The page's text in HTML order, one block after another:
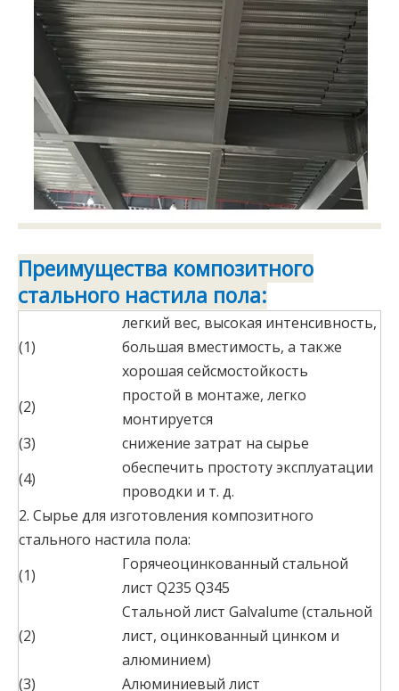
Преимущества композитного
стального настила пола:
(1)
легкий вес, высокая интенсивность,
большая вместимость, а также
хорошая сейсмостойкость
(2)
простой в монтаже, легко
монтируется
(3)
снижение затрат на сырье
(4)
обеспечить простоту эксплуатации
проводки и т. д.
2. Сырье для изготовления композитного
стального настила пола:
(1)
Горячеоцинкованный стальной
лист Q235 Q345
(2)
Стальной лист Galvalume (стальной
лист, оцинкованный цинком и
алюминием)
(3)
Алюминиевый лист